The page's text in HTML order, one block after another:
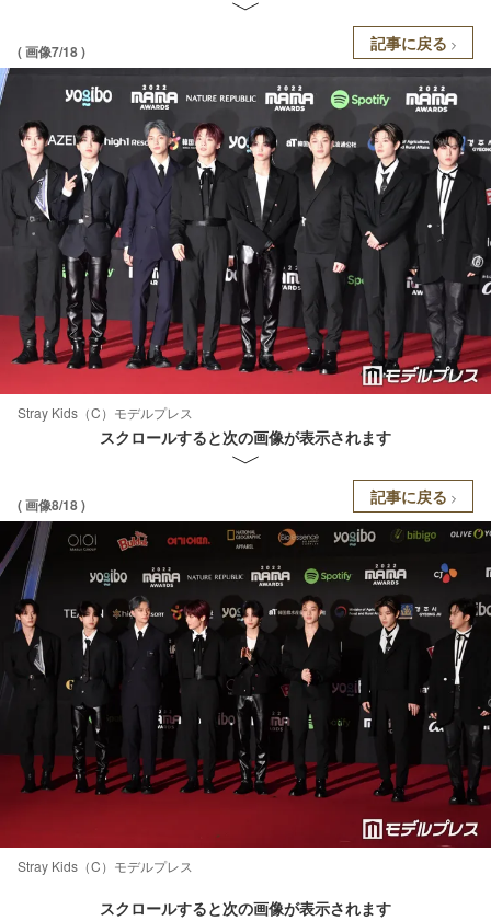
( 画像7/18 ) 記事に戻る
Stray Kids（C）モデルプレス
スクロールすると次の画像が表示されます
( 画像8/18 ) 記事に戻る
Stray Kids（C）モデルプレス
スクロールすると次の画像が表示されます